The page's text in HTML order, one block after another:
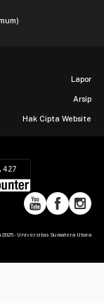
Lapor
Arsip
Hak Cipta Website
2026 - Universitas Sumatera Utara